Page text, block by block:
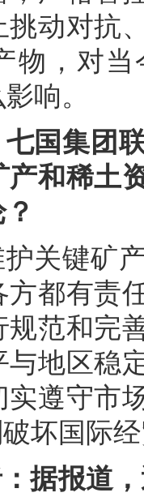
挑动对抗
物，对
响。
国集团
和稀土
关键矿
都有责
规范和完
与地区稳
遵守市
坏国际
据报道